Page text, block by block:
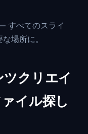
すべてのスライ
場所に。
クリエイ
イル探し